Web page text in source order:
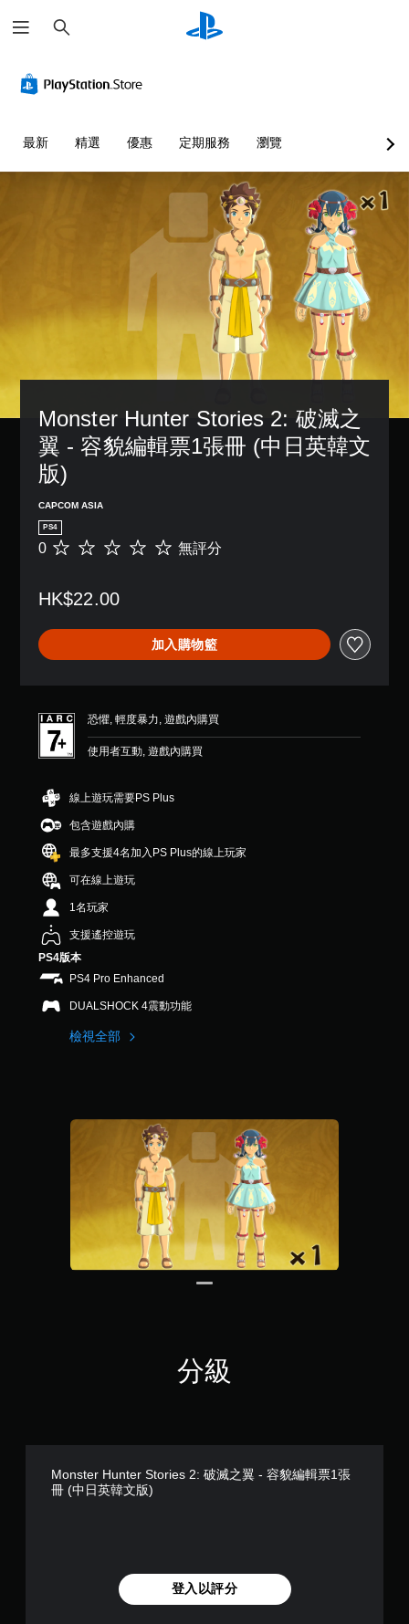
尋
最新 精選 優惠 定期服務 瀏覽
Monster Hunter Stories 2: 破滅之
翼 - 容貌編輯票1張冊 (中日英韓文
版)
CAPCOM ASIA
PS4
無
0 無評分
HK$22.00
加入購物籃
恐懼, 輕度暴力, 遊戲內購買
使用者互動, 遊戲內購買
線上遊玩需要PS Plus
包含遊戲內購
最多支援4名加入PS Plus的線上玩家
可在線上遊玩
1名玩家
支援遙控遊玩
PS4版本
PS4 Pro Enhanced
DUALSHOCK 4震動功能
檢視全部
分級
Monster Hunter Stories 2: 破滅之翼 - 容貌編輯票1張
冊 (中日英韓文版)
登入以評分